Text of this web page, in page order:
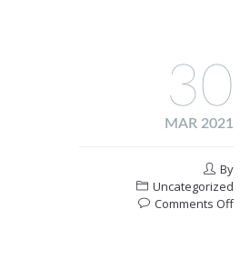
30
MAR 2021
By
Uncategorized
Comments Offon